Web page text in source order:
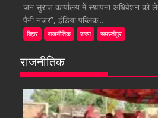
जन सुराज कार्यालय में स्थापना अधिवेशन
पैनी नजर”, इंडिया पब्लिक...
बिहार राजनीतिक राज्य समस्तीपुर
राजनीतिक